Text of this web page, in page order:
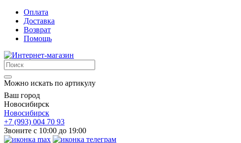
Оплата
Доставка
Возврат
Помощь
Можно искать по артикулу
Ваш город
Новосибирск
Новосибирск
+7 (993) 004 70 93
Звоните с 10:00 до 19:00